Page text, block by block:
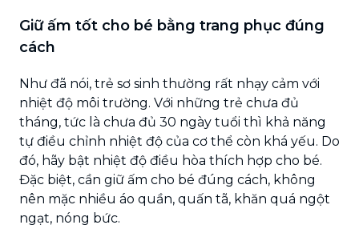
Giữ ấm tốt cho bé bằng trang phục đúng
cách
Như đã nói, trẻ sơ sinh thường rất nhạy cảm với
nhiệt độ môi trường. Với những trẻ chưa đủ
tháng, tức là chưa đủ 30 ngày tuổi thì khả năng
tự điều chỉnh nhiệt độ của cơ thể còn khá yếu. Do
đó, hãy bật nhiệt độ điều hòa thích hợp cho bé.
Đặc biệt, cần giữ ấm cho bé đúng cách, không
nên mặc nhiều áo quần, quấn tã, khăn quá ngột
ngạt, nóng bức.